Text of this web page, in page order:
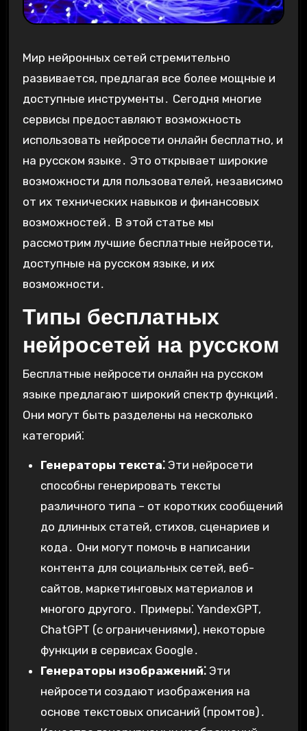
Мир нейронных сетей стремительно
развивается, предлагая все более мощные и
доступные инструменты․ Сегодня многие
сервисы предоставляют возможность
использовать нейросети онлайн бесплатно, и
на русском языке․ Это открывает широкие
возможности для пользователей, независимо
от их технических навыков и финансовых
возможностей․ В этой статье мы
рассмотрим лучшие бесплатные нейросети,
доступные на русском языке, и их
возможности․
Типы бесплатных
нейросетей на русском
Бесплатные нейросети онлайн на русском
языке предлагают широкий спектр функций․
Они могут быть разделены на несколько
категорий⁚
Генераторы текста⁚Эти нейросети
способны генерировать тексты
различного типа – от коротких сообщений
до длинных статей, стихов, сценариев и
кода․ Они могут помочь в написании
контента для социальных сетей, веб-
сайтов, маркетинговых материалов и
многого другого․ Примеры⁚ YandexGPT,
ChatGPT (с ограничениями), некоторые
функции в сервисах Google․
Генераторы изображений⁚Эти
нейросети создают изображения на
основе текстовых описаний (промтов)․